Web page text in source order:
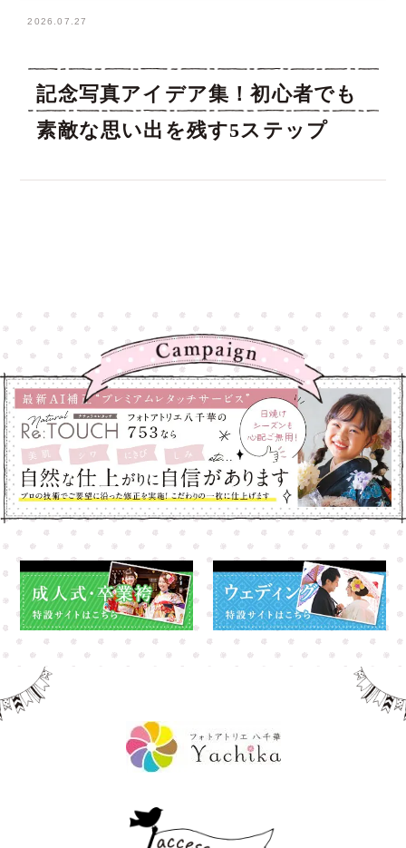
2026.07.27
記念写真アイデア集！初心者でも
素敵な思い出を残す5ステップ